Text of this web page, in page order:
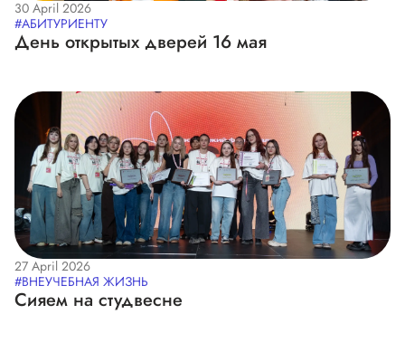
30 April 2026
#АБИТУРИЕНТУ
День открытых дверей 16 мая
27 April 2026
#ВНЕУЧЕБНАЯ ЖИЗНЬ
Сияем на студвесне